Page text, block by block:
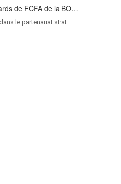
de FCFA de la BO…
le partenariat strat…